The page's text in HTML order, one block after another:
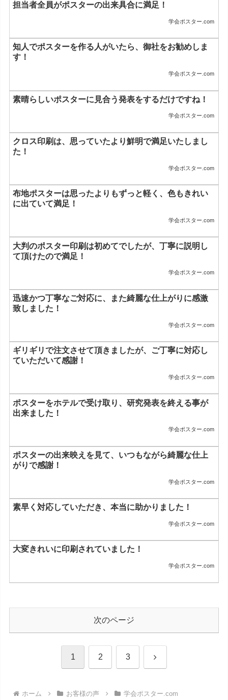
担当者全員がポスターの出来具合に満足！
学会ポスター.com
知人でポスターを作る人がいたら、御社をお勧めしま
す！
学会ポスター.com
素晴らしいポスターに見合う発表をするだけですね！
学会ポスター.com
クロス印刷は、思っていたより鮮明で満足いたしまし
た！
学会ポスター.com
布地ポスターは思ったよりもずっと軽く、色もきれい
に出ていて満足！
学会ポスター.com
大判のポスター印刷は初めてでしたが、丁寧に説明し
て頂けたので満足！
学会ポスター.com
迅速かつ丁寧なご対応に、また綺麗な仕上がりに感激
致しました！
学会ポスター.com
ギリギリで注文させて頂きましたが、ご丁寧に対応し
ていただいて感謝！
学会ポスター.com
ポスターをホテルで受け取り、研究発表を終える事が
出来ました！
学会ポスター.com
ポスターの出来映えを見て、いつもながら綺麗な仕上
がりで感謝！
学会ポスター.com
素早く対応していただき、本当に助かりました！
学会ポスター.com
大変きれいに印刷されていました！
学会ポスター.com
次のページ
1 2 3 次
ホーム お客様の声 学会ポスター.com